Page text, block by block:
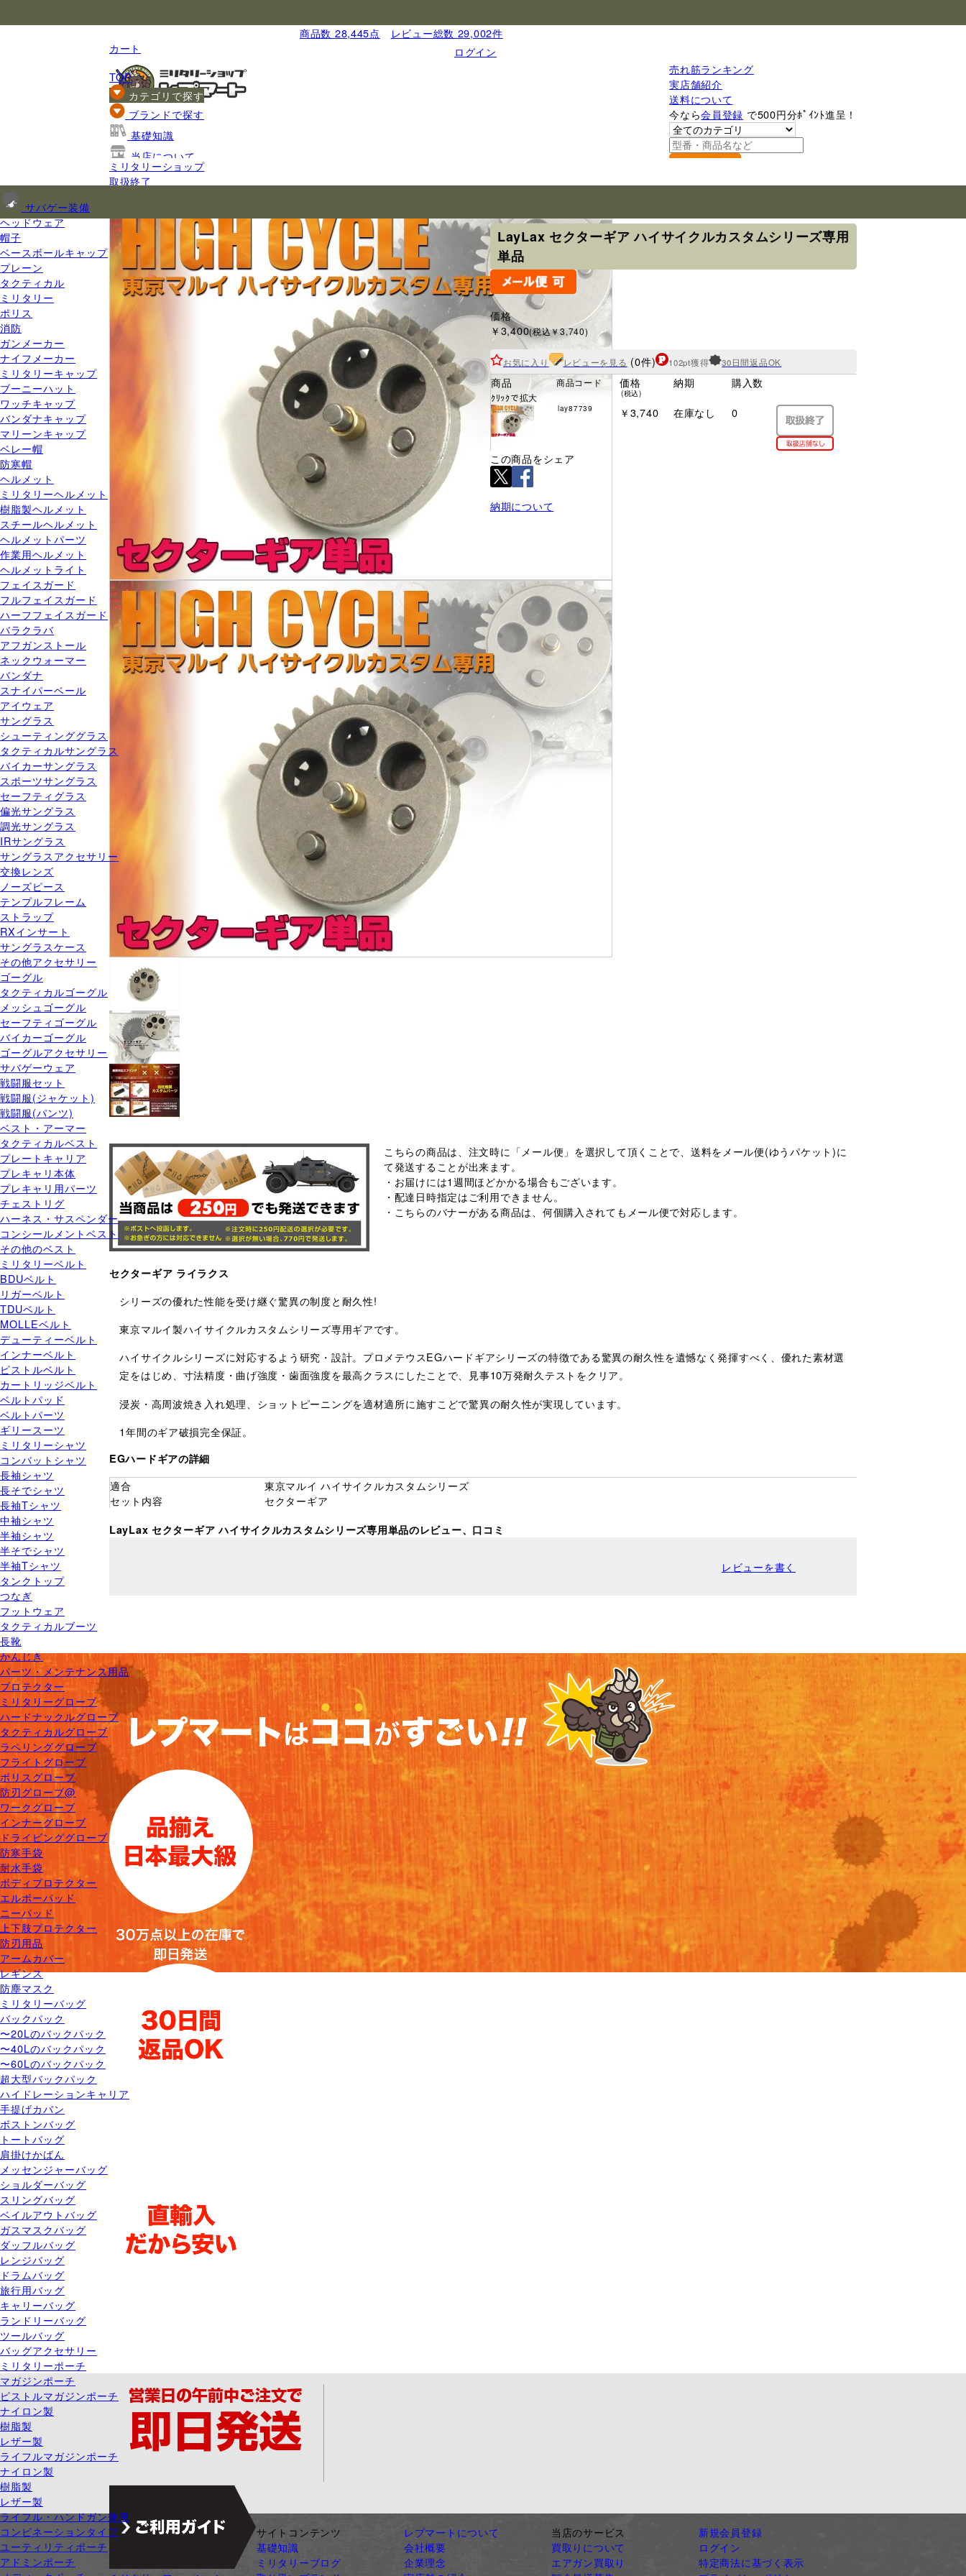
商品数 28,445点
レビュー総数 29,002件
ログイン
カート
売れ筋ランキング
実店舗紹介
送料について
今なら会員登録 で500円分ﾎﾟｲﾝﾄ進呈！
TOP
カテゴリで探す
サバゲー装備
ヘッドウェア
帽子
ベースボールキャップ
プレーン
タクティカル
ミリタリー
ポリス
消防
ガンメーカー
ナイフメーカー
ミリタリーキャップ
ブーニーハット
ワッチキャップ
バンダナキャップ
マリーンキャップ
ベレー帽
防寒帽
ヘルメット
ミリタリーヘルメット
樹脂製ヘルメット
スチールヘルメット
ヘルメットパーツ
作業用ヘルメット
ヘルメットライト
フェイスガード
フルフェイスガード
ハーフフェイスガード
バラクラバ
アフガンストール
ネックウォーマー
バンダナ
スナイパーベール
アイウェア
サングラス
シューティンググラス
タクティカルサングラス
バイカーサングラス
スポーツサングラス
セーフティグラス
偏光サングラス
調光サングラス
IRサングラス
サングラスアクセサリー
交換レンズ
ノーズピース
テンプルフレーム
ストラップ
RXインサート
サングラスケース
その他アクセサリー
ゴーグル
タクティカルゴーグル
メッシュゴーグル
セーフティゴーグル
バイカーゴーグル
ゴーグルアクセサリー
サバゲーウェア
戦闘服セット
戦闘服(ジャケット)
戦闘服(パンツ)
ベスト・アーマー
タクティカルベスト
プレートキャリア
プレキャリ本体
プレキャリ用パーツ
チェストリグ
ハーネス・サスペンダー
コンシールメントベスト
その他のベスト
ミリタリーベルト
BDUベルト
リガーベルト
TDUベルト
MOLLEベルト
デューティーベルト
インナーベルト
ピストルベルト
カートリッジベルト
ベルトパッド
ベルトパーツ
ギリースーツ
ミリタリーシャツ
コンバットシャツ
長袖シャツ
長そでシャツ
長袖Tシャツ
中袖シャツ
半袖シャツ
半そでシャツ
半袖Tシャツ
タンクトップ
つなぎ
フットウェア
タクティカルブーツ
長靴
かんじき
パーツ・メンテナンス用品
プロテクター
ミリタリーグローブ
ハードナックルグローブ
タクティカルグローブ
ラペリンググローブ
フライトグローブ
ポリスグローブ
防刃グローブ@
ワークグローブ
インナーグローブ
ドライビンググローブ
防寒手袋
耐水手袋
ボディプロテクター
エルボーパッド
ニーパッド
上下肢プロテクター
防刃用品
アームカバー
レギンス
防塵マスク
ミリタリーバッグ
バックパック
〜20Lのバックパック
〜40Lのバックパック
〜60Lのバックパック
超大型バックパック
ハイドレーションキャリア
手提げカバン
ボストンバッグ
トートバッグ
肩掛けかばん
メッセンジャーバッグ
ショルダーバッグ
スリングバッグ
ベイルアウトバッグ
ガスマスクバッグ
ダッフルバッグ
レンジバッグ
ドラムバッグ
旅行用バッグ
キャリーバッグ
ランドリーバッグ
ツールバッグ
バッグアクセサリー
ミリタリーポーチ
マガジンポーチ
ピストルマガジンポーチ
ナイロン製
樹脂製
レザー製
ライフルマガジンポーチ
ナイロン製
樹脂製
レザー製
ライフル・ハンドガン兼用
コンビネーションタイプ
ユーティリティポーチ
アドミンポーチ
ブランドで探す
基礎知識
当店について
ご利用ガイド
ミリタリーショップ
取扱終了
LayLax セクターギア ハイサイクルカスタムシリーズ専用
単品
価格
￥3,400(税込￥3,740)
お気に入り レビューを見る (0件) 102pt獲得 30日間返品OK
商品
ｸﾘｯｸで拡大
商品コード 価格
(税込)
納期 購入数
lay87739 ￥3,740 在庫なし 0
この商品をシェア
納期について
こちらの商品は、注文時に「メール便」を選択して頂くことで、送料をメール便(ゆうパケット)に
て発送することが出来ます。
・お届けには1週間ほどかかる場合もございます。
・配達日時指定はご利用できません。
・こちらのバナーがある商品は、何個購入されてもメール便で対応します。
セクターギア ライラクス
シリーズの優れた性能を受け継ぐ驚異の制度と耐久性!
東京マルイ製ハイサイクルカスタムシリーズ専用ギアです。
ハイサイクルシリーズに対応するよう研究・設計。プロメテウスEGハードギアシリーズの特徴である驚異の耐久性を遺憾なく発揮すべく、優れた素材選
定をはじめ、寸法精度・曲げ強度・歯面強度を最高クラスにしたことで、見事10万発耐久テストをクリア。
浸炭・高周波焼き入れ処理、ショットピーニングを適材適所に施すこどで驚異の耐久性が実現しています。
1年間のギア破損完全保証。
EGハードギアの詳細
適合
東京マルイ ハイサイクルカスタムシリーズ
セット内容
セクターギア
LayLax セクターギア ハイサイクルカスタムシリーズ専用単品のレビュー、口コミ
レビューを書く
ジャンル別カテゴリ
サイトコンテンツ
基礎知識
ミリタリーブログ
レプマートについて
会社概要
企業理念
当店のサービス
買取りについて
エアガン買取り
新規会員登録
ログイン
特定商法に基づく表示